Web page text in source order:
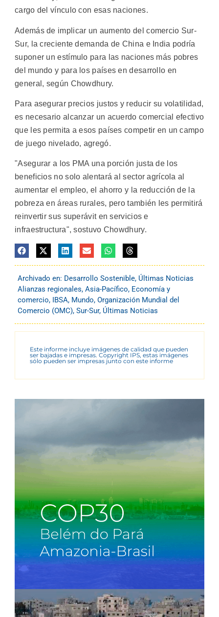
cargo del vínculo con esas naciones.
Además de implicar un aumento del comercio Sur-
Sur, la creciente demanda de China e India podría
suponer un estímulo para las naciones más pobres
del mundo y para los países en desarrollo en
general, según Chowdhury.
Para asegurar precios justos y reducir su volatilidad,
es necesario alcanzar un acuerdo comercial efectivo
que les permita a esos países competir en un campo
de juego nivelado, agregó.
"Asegurar a los PMA una porción justa de los
beneficios no solo alentará al sector agrícola al
aumentar el empleo, el ahorro y la reducción de la
pobreza en áreas rurales, pero también les permitirá
reinvertir sus superávit en servicios e
infraestructura", sostuvo Chowdhury.
Archivado en: Desarrollo Sostenible, Últimas Noticias
Alianzas regionales, Asia-Pacífico, Economía y
comercio, IBSA, Mundo, Organización Mundial del
Comercio (OMC), Sur-Sur, Últimas Noticias
Este informe incluye imágenes de calidad que pueden
ser bajadas e impresas. Copyright IPS, estas imágenes
sólo pueden ser impresas junto con este informe